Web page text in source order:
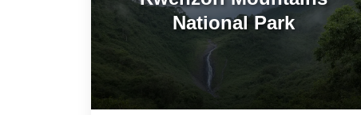
National Park